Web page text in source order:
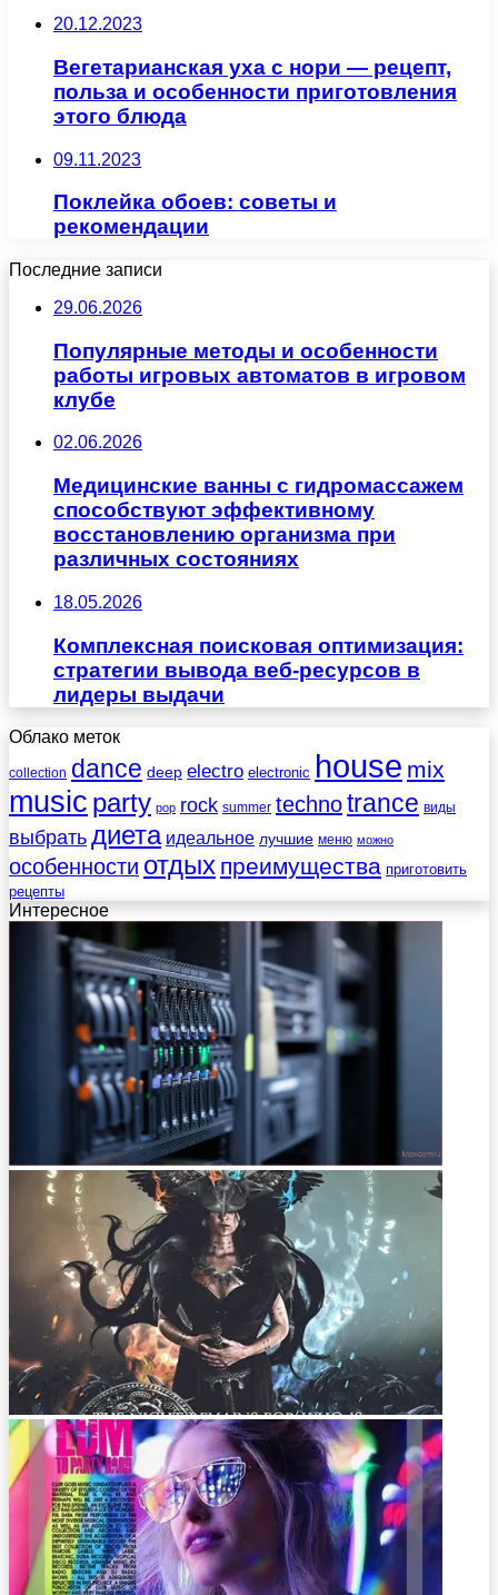
20.12.2023
Вегетарианская уха с нори — рецепт,
польза и особенности приготовления
этого блюда
09.11.2023
Поклейка обоев: советы и
рекомендации
Последние записи
29.06.2026
Популярные методы и особенности
работы игровых автоматов в игровом
клубе
02.06.2026
Медицинские ванны с гидромассажем
способствуют эффективному
восстановлению организма при
различных состояниях
18.05.2026
Комплексная поисковая оптимизация:
стратегии вывода веб-ресурсов в
лидеры выдачи
Облако меток
collection dance deep electro electronic house mix
music party pop rock summer technotrance виды
выбратьдиета идеальное лучшие меню можно
особенности отдых преимущества приготовить
рецепты
Интересное